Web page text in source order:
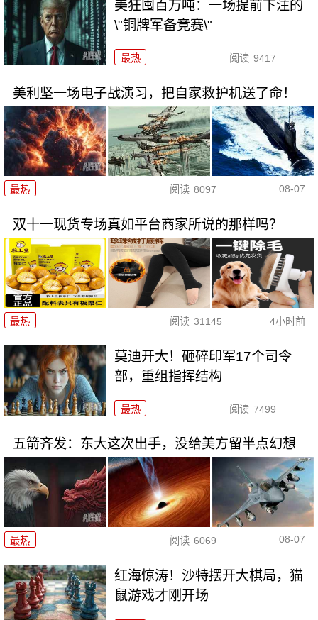
美狂囤百万吨：一场提前下注的
\"铜牌军备竞赛\"
最热 阅读 9417
美利坚一场电子战演习，把自家救护机送了命！
最热 阅读 8097 08-07
双十一现货专场真如平台商家所说的那样吗？
最热 阅读 31145 4小时前
莫迪开大！砸碎印军17个司令
部，重组指挥结构
最热 阅读 7499
五箭齐发：东大这次出手，没给美方留半点幻想
最热 阅读 6069 08-07
红海惊涛！沙特摆开大棋局，猫
鼠游戏才刚开场